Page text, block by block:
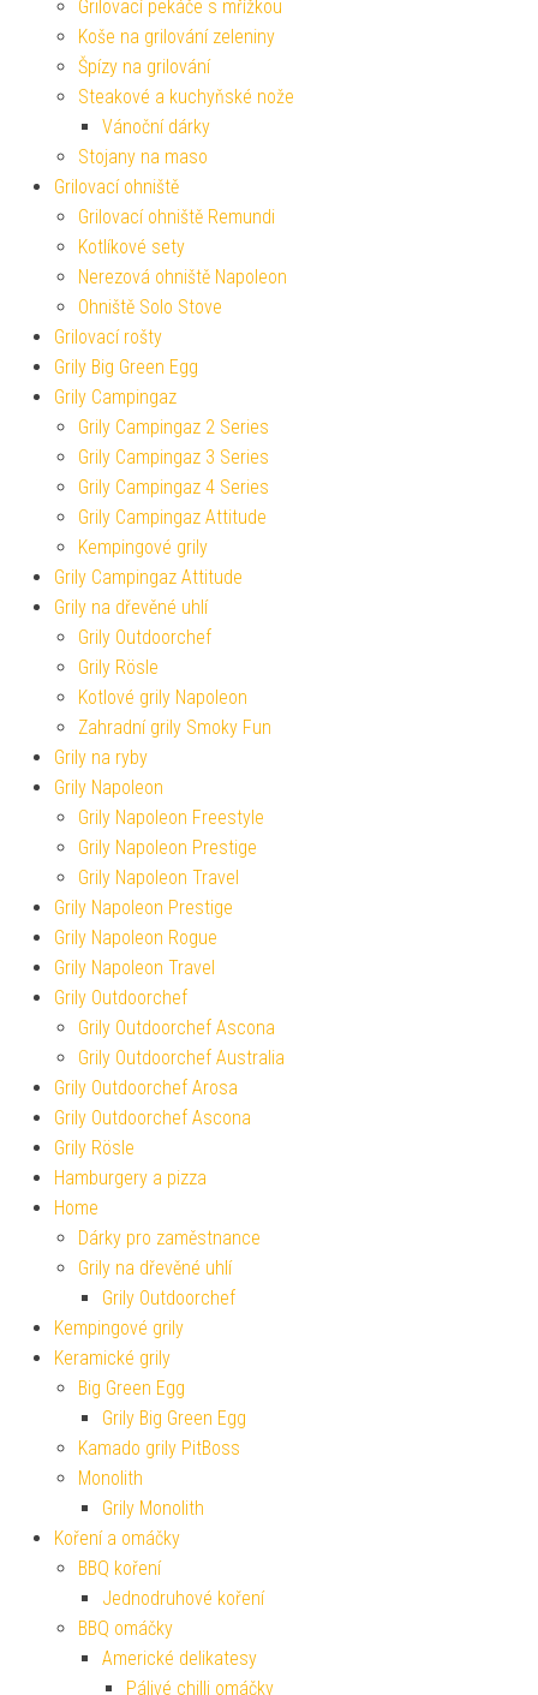
Grilovací pekáče s mřížkou
Koše na grilování zeleniny
Špízy na grilování
Steakové a kuchyňské nože
Vánoční dárky
Stojany na maso
Grilovací ohniště
Grilovací ohniště Remundi
Kotlíkové sety
Nerezová ohniště Napoleon
Ohniště Solo Stove
Grilovací rošty
Grily Big Green Egg
Grily Campingaz
Grily Campingaz 2 Series
Grily Campingaz 3 Series
Grily Campingaz 4 Series
Grily Campingaz Attitude
Kempingové grily
Grily Campingaz Attitude
Grily na dřevěné uhlí
Grily Outdoorchef
Grily Rösle
Kotlové grily Napoleon
Zahradní grily Smoky Fun
Grily na ryby
Grily Napoleon
Grily Napoleon Freestyle
Grily Napoleon Prestige
Grily Napoleon Travel
Grily Napoleon Prestige
Grily Napoleon Rogue
Grily Napoleon Travel
Grily Outdoorchef
Grily Outdoorchef Ascona
Grily Outdoorchef Australia
Grily Outdoorchef Arosa
Grily Outdoorchef Ascona
Grily Rösle
Hamburgery a pizza
Home
Dárky pro zaměstnance
Grily na dřevěné uhlí
Grily Outdoorchef
Kempingové grily
Keramické grily
Big Green Egg
Grily Big Green Egg
Kamado grily PitBoss
Monolith
Grily Monolith
Koření a omáčky
BBQ koření
Jednodruhové koření
BBQ omáčky
Americké delikatesy
Pálivé chilli omáčky